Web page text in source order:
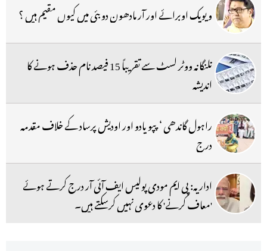
ویویک اوبرائے اور آر مادھون دوبئی میں کیوں مقیم ہیں ؟
تلنگانہ ووٹر لسٹ سے تقریباً 15 فیصد نام حذف ہونے کا
اندیشہ
راہول گاندھی ‘ پپو یادو اور اودیش پرساد کے خلاف مقدمہ
درج
اداریہ: پی ایم مودی پولیس ایف آئی آر درج کرتے ہوئے
'معاف کرنے' کا دعوی نہیں کرسکتے ہیں۔